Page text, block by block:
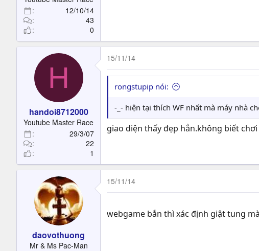
12/10/14
43
0
H
handoi8712000
Youtube Master Race
29/3/07
22
1
15/11/14
rongstupip nói:
-_- hiện tại thích WF nhất mà máy nhà
giao diện thấy đẹp hẳn.không biết
daovothuong
Mr & Ms Pac-Man
15/11/14
webgame bắn thì xác định giật tung